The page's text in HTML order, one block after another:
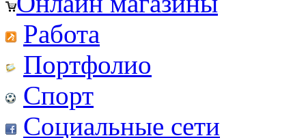
Работа
Портфолио
Спорт
Социальные сети